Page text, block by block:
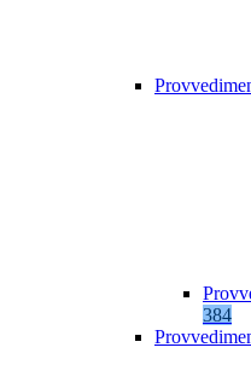
384